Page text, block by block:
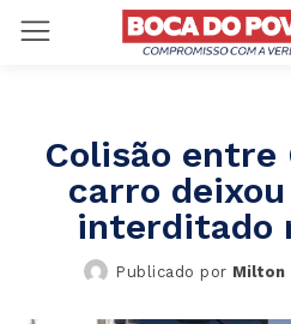
Colisão entre
carro
interditado
Publicado por Milton